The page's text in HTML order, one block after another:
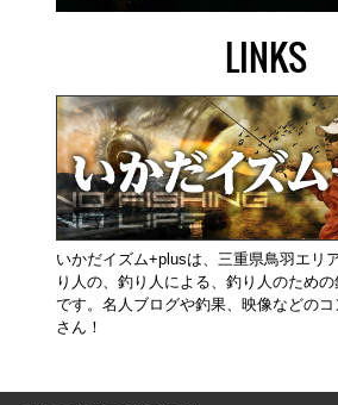
LINKS
いかだイズム+plusは、三重県鳥羽エリ
り人の、釣り人による、釣り人のため
です。名人ブログや釣果、映像などのコ
さん！